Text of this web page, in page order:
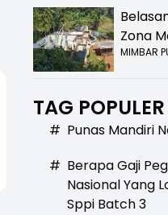
Zona
Relokasi
MIMBAR
TAG POPULER
# Punas Mandiri
# Berapa Gaji
Nasional Yang
Sppi Batch 3